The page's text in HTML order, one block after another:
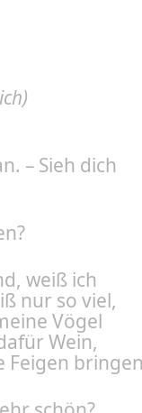
– Sieh dich
weiß ich
nur so viel,
Vögel
Wein,
Feigen